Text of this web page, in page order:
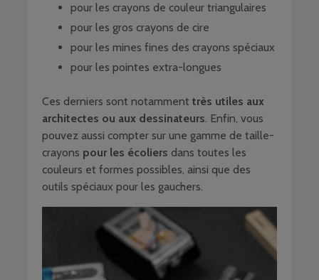
pour les crayons de couleur triangulaires
pour les gros crayons de cire
pour les mines fines des crayons spéciaux
pour les pointes extra-longues
Ces derniers sont notamment très utiles aux
architectes ou aux dessinateurs. Enfin, vous
pouvez aussi compter sur une gamme de taille-
crayons pour les écoliers dans toutes les
couleurs et formes possibles, ainsi que des
outils spéciaux pour les gauchers.